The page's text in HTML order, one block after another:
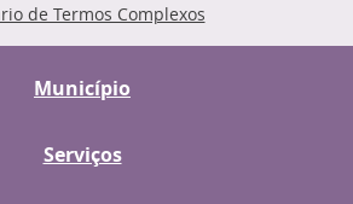
de Termos Complexos
Município
Serviços